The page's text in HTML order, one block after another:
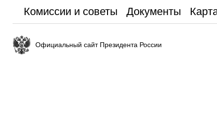
Комиссии и советы
Документы
Официальный сайт Президента России